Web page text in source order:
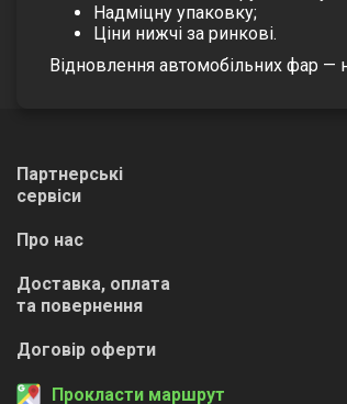
Надміцну упаковку;
Ціни нижчі за ринкові.
Відновлення автомобільних фар —
Партнерські
сервіси
Про нас
Доставка, оплата
та повернення
Договір оферти
Прокласти маршрут